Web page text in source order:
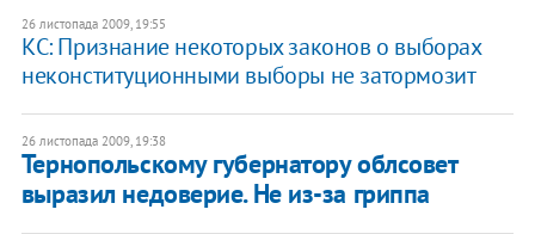
26 листопада 2009, 19:55
КС: Признание некоторых законов о выборах
неконституционными выборы не затормозит
26 листопада 2009, 19:38
Тернопольскому губернатору облсовет
выразил недоверие. Не из-за гриппа